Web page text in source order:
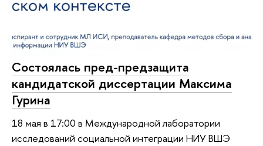
Состоялась пред-предзащита
кандидатской диссертации Максима
Гурина
18 мая в 17:00 в Международной лаборатории
исследований социальной интеграции НИУ ВШЭ